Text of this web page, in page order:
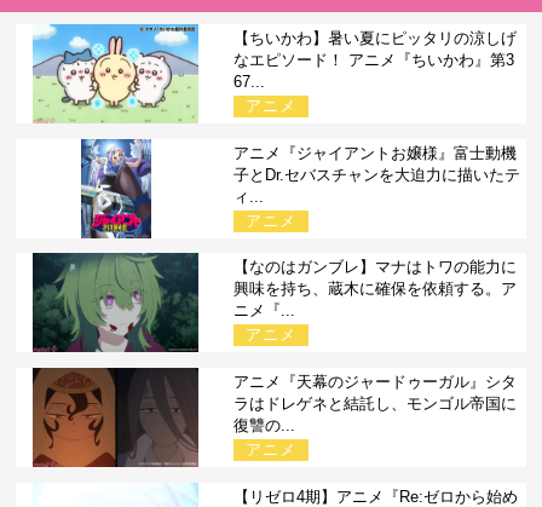
【ちいかわ】暑い夏にピッタリの涼しげ
なエピソード！ アニメ『ちいかわ』第3
67...
アニメ
アニメ『ジャイアントお嬢様』富士動機
子とDr.セバスチャンを大迫力に描いたテ
ィ...
アニメ
【なのはガンブレ】マナはトワの能力に
興味を持ち、蔵木に確保を依頼する。ア
ニメ『...
アニメ
アニメ『天幕のジャードゥーガル』シタ
ラはドレゲネと結託し、モンゴル帝国に
復讐の...
アニメ
【リゼロ4期】アニメ『Re:ゼロから始め